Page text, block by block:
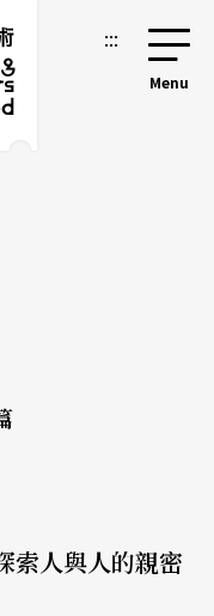
:::
索人與人的親密